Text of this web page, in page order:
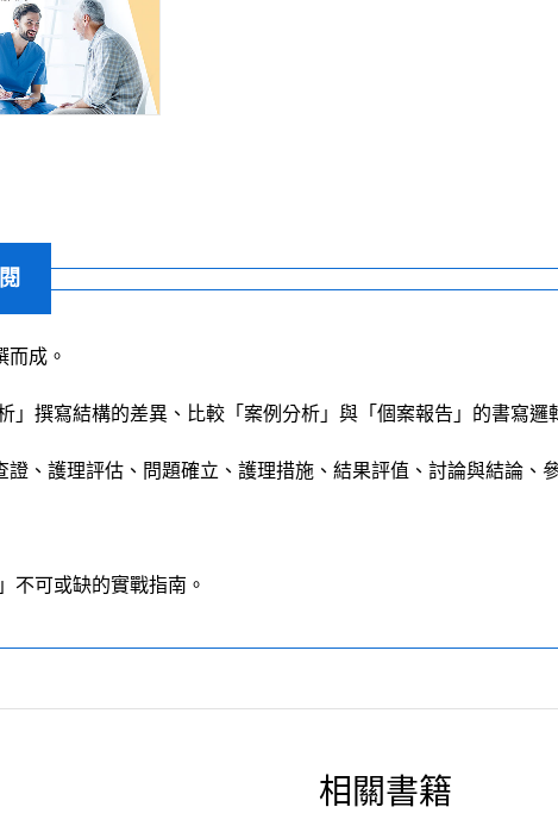
而成。
」撰寫結構的差異、比較「案例分析」與「個案報告」的書寫
、護理評估、問題確立、護理措施、結果評值、討論與結論、
不可或缺的實戰指南。
相關書籍